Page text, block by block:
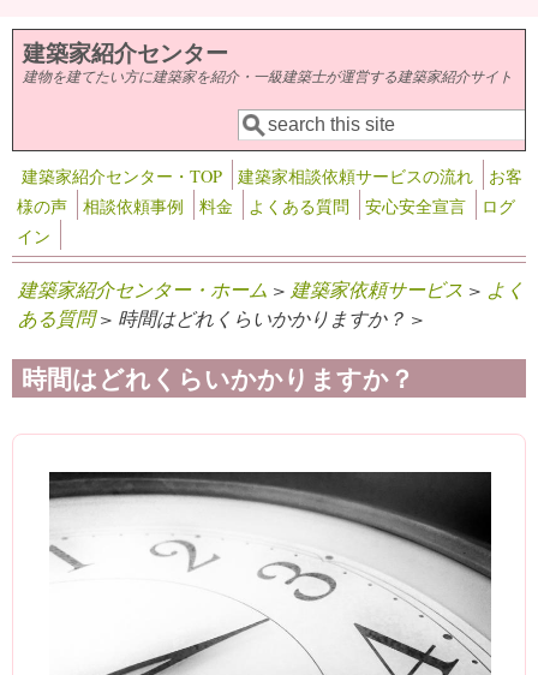
メインコンテンツに移動
建築家紹介センター
建物を建てたい方に建築家を紹介・一級建築士が運営する建築家紹介サイト
検索フォーム
検索
建築家紹介センター・TOP 建築家相談依頼サービスの流れ
お客
様の声
相談依頼事例 料金 よくある質問 安心安全宣言
ログ
イン
建築家紹介センター・ホーム > 建築家依頼サービス > よく
ある質問> 時間はどれくらいかかりますか？ >
時間はどれくらいかかりますか？